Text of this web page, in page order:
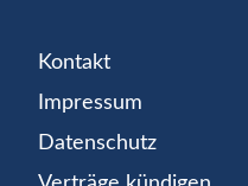
Kontakt
Impressum
Datenschutz